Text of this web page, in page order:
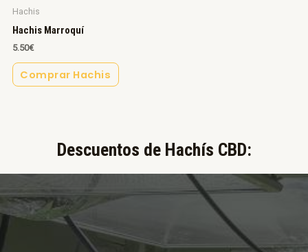
Hachis
Hachis Marroquí
5.50€
Comprar Hachis
Descuentos de Hachís CBD:​